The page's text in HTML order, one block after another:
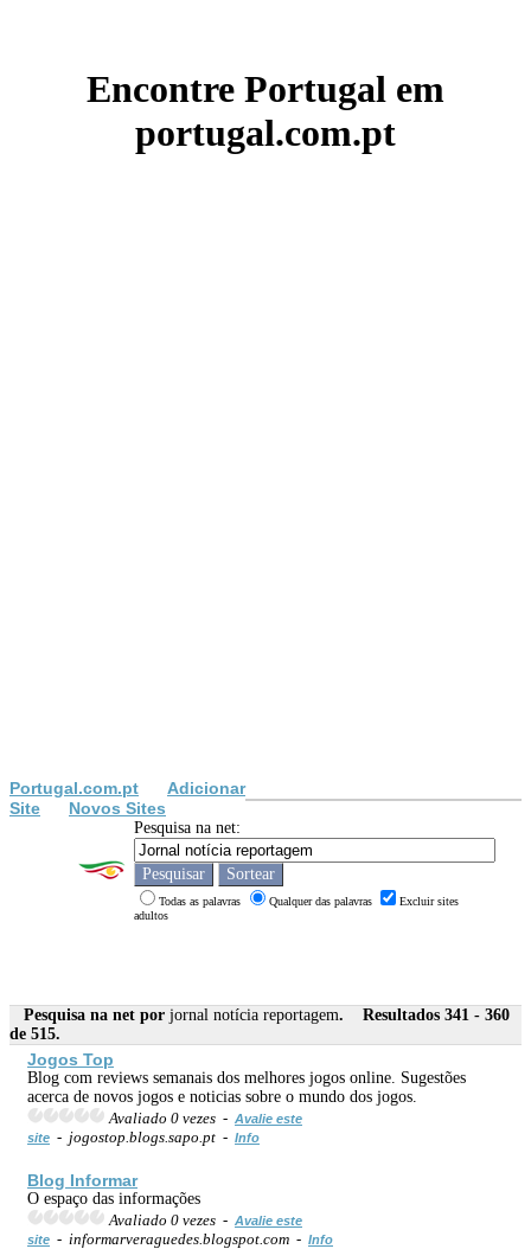
Encontre Portugal em
portugal.com.pt
Portugal.com.pt
Adicionar
Site
Novos Sites
Pesquisa na net:
Todas as palavras Qualquer das palavras
Excluir sites
adultos
Pesquisa na net por jornal notícia reportagem. Resultados 341 - 360
de 515.
Jogos Top
Blog com reviews semanais dos melhores jogos online. Sugestões
acerca de novos jogos e noticias sobre o mundo dos jogos.
Avaliado 0 vezes - Avalie este
site - jogostop.blogs.sapo.pt - Info
Blog Informar
O espaço das informações
Avaliado 0 vezes - Avalie este
site - informarveraguedes.blogspot.com - Info